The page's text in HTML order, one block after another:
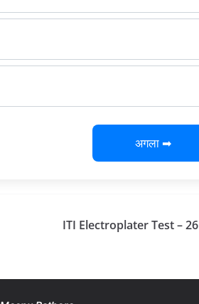
अगला ➡
ITI Electroplater Test – 26